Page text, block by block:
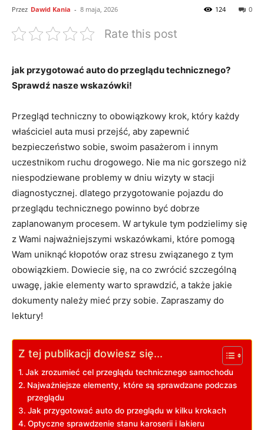
Przez Dawid Kania - 8 maja, 2026 0
124
Rate this post
jak przygotować auto do przeglądu technicznego?
Sprawdź nasze wskazówki!
Przegląd techniczny to obowiązkowy krok, który każdy
właściciel auta musi przejść, aby zapewnić
bezpieczeństwo sobie, swoim pasażerom i innym
uczestnikom ruchu drogowego. Nie ma nic gorszego niż
niespodziewane problemy w dniu wizyty w stacji
diagnostycznej. dlatego przygotowanie pojazdu do
przeglądu technicznego powinno być dobrze
zaplanowanym procesem. W artykule tym podzielimy się
z Wami najważniejszymi wskazówkami, które pomogą
Wam uniknąć kłopotów oraz stresu związanego z tym
obowiązkiem. Dowiecie się, na co zwrócić szczególną
uwagę, jakie elementy warto sprawdzić, a także jakie
dokumenty należy mieć przy sobie. Zapraszamy do
lektury!
Z tej publikacji dowiesz się...
Jak zrozumieć cel przeglądu technicznego samochodu
Najważniejsze elementy, które są sprawdzane podczas
przeglądu
Jak przygotować auto do przeglądu w kilku krokach
Optyczne sprawdzenie stanu karoserii i lakieru